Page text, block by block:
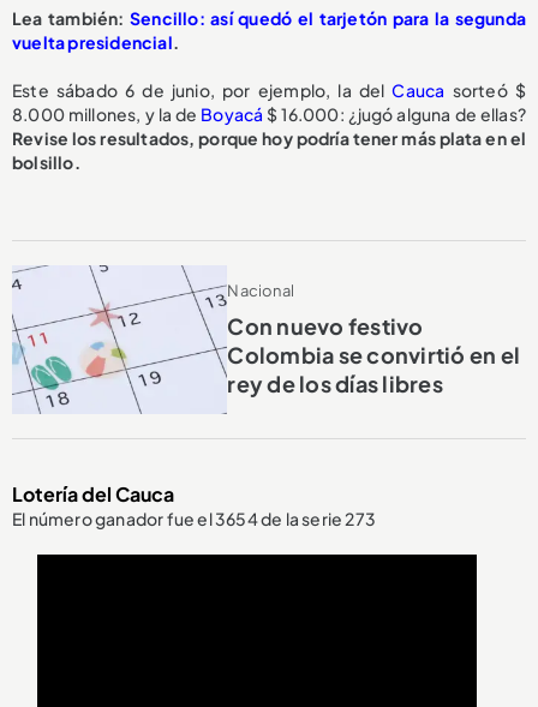
Lea también:Sencillo: así quedó el tarjetón para la segunda
vuelta presidencial.
Este sábado 6 de junio, por ejemplo, la delCauca sorteó $
8.000 millones, y la de Boyacá $ 16.000: ¿jugó alguna de ellas?
Revise los resultados, porque hoy podría tener más plata en el
bolsillo.
Nacional
Con nuevo festivo
Colombia se convirtió en el
rey de los días libres
Lotería del Cauca
El número ganador fue el 3654 de la serie 273